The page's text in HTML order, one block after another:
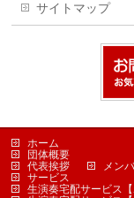
サイトマップ
ホーム
団体概要
代表挨拶
メン
サービス
生演奏宅配サービス【